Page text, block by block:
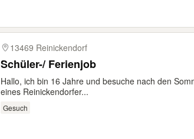
13469 Reinickendorf
Schüler-/ Ferienjob
Hallo, ich bin 16 Jahre und besuche nach den
eines Reinickendorfer...
Gesuch